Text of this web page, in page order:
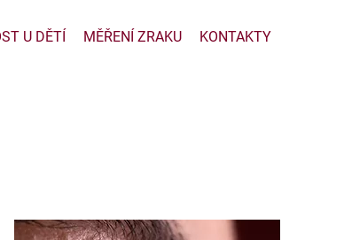
U DĚTÍ MĚŘENÍ ZRAKU KONTAKTY